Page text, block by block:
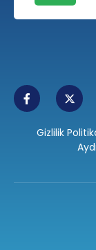
Gizlilik